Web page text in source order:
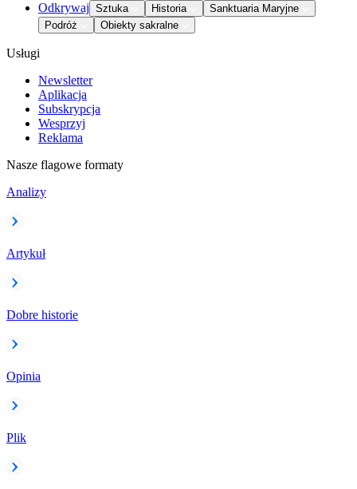
Odkrywaj Sztuka Historia
Sanktuaria Maryjne
Podróż
Obiekty sakralne
Usługi
Newsletter
Aplikacja
Subskrypcja
Wesprzyj
Reklama
Nasze flagowe formaty
Analizy
Artykuł
Dobre historie
Opinia
Plik